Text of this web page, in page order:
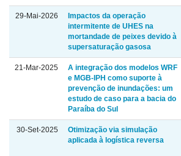
29-Mai-2026
Impactos da operação
intermitente de UHES na
mortandade de peixes devido à
supersaturação gasosa
21-Mar-2025
A integração dos modelos WRF
e MGB-IPH como suporte à
prevenção de inundações: um
estudo de caso para a bacia do
Paraíba do Sul
30-Set-2025
Otimização via simulação
aplicada à logística reversa